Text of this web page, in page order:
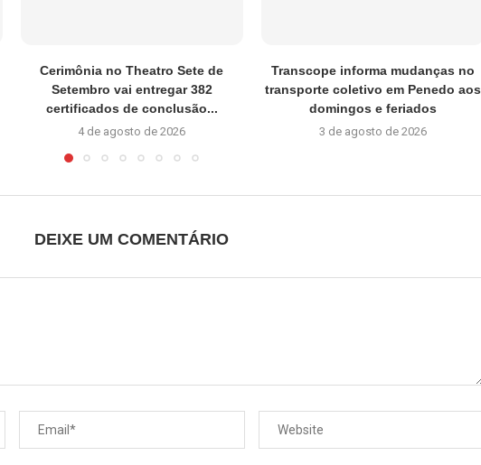
Cerimônia no Theatro Sete de
Setembro vai entregar 382
certificados de conclusão...
4 de agosto de 2026
Transcope informa mudanças no
transporte coletivo em Penedo aos
domingos e feriados
3 de agosto de 2026
DEIXE UM COMENTÁRIO